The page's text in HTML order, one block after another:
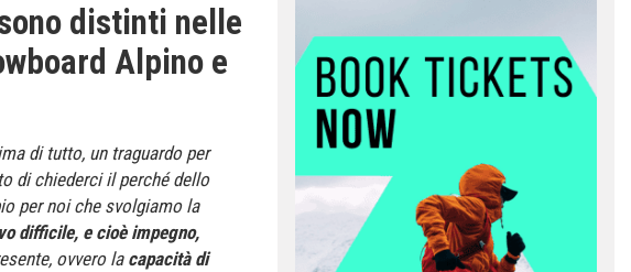
distinti nelle
Alpino e
di tutto, un traguardo per
di chiederci il perché dello
per noi che svolgiamo la
difficile, e cioè impegno,
ovvero la capacità di